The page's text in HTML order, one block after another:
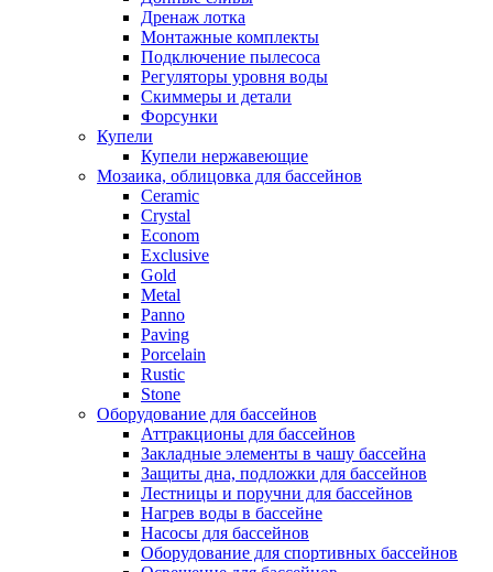
Дренаж лотка
Монтажные комплекты
Подключение пылесоса
Регуляторы уровня воды
Скиммеры и детали
Форсунки
Купели
Купели нержавеющие
Мозаика, облицовка для бассейнов
Ceramic
Crystal
Econom
Exclusive
Gold
Metal
Panno
Paving
Porcelain
Rustic
Stone
Оборудование для бассейнов
Аттракционы для бассейнов
Закладные элементы в чашу бассейна
Защиты дна, подложки для бассейнов
Лестницы и поручни для бассейнов
Нагрев воды в бассейне
Насосы для бассейнов
Оборудование для спортивных бассейнов